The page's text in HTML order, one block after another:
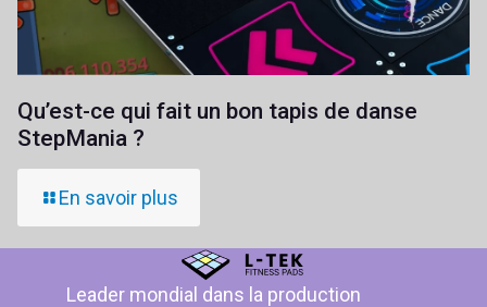
Qu’est-ce qui fait un bon tapis de danse
StepMania ?
En savoir plus
Leader mondial dans la production